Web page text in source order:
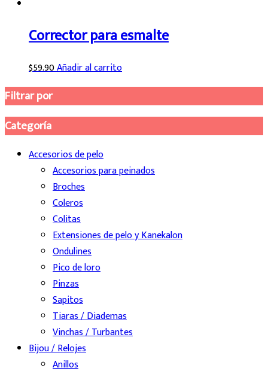
Corrector para esmalte
$59.90Añadir al carrito
Filtrar por
Categoría
Accesorios de pelo
Accesorios para peinados
Broches
Coleros
Colitas
Extensiones de pelo y Kanekalon
Ondulines
Pico de loro
Pinzas
Sapitos
Tiaras / Diademas
Vinchas / Turbantes
Bijou / Relojes
Anillos